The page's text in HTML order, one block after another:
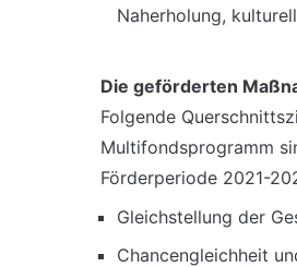
Naherholung,
Die geförderten
Folgende
Multifondsprogramm
Förderperiode 2021-
Gleichstellung der
Chancengleichheit